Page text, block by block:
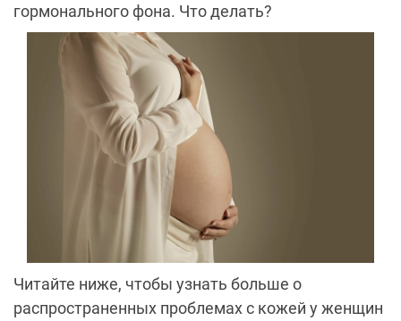
гормонального фона. Что делать?
Читайте ниже, чтобы узнать больше о
распространенных проблемах с кожей у женщин